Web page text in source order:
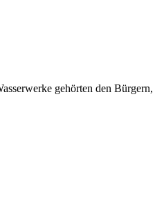
gehörten den